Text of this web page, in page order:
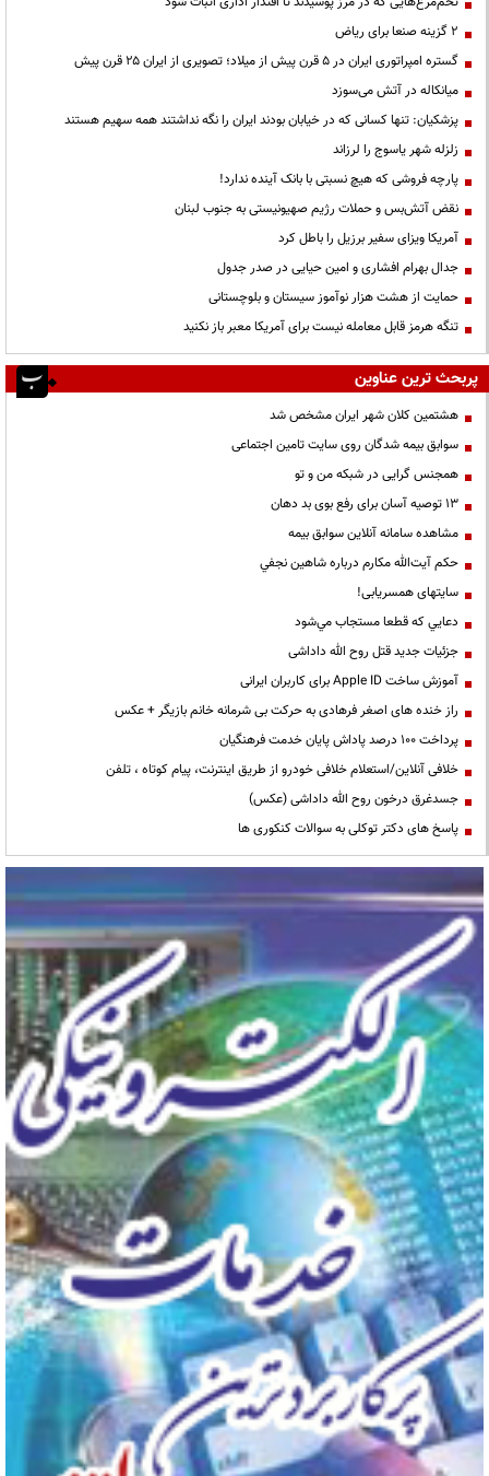
۲ گزینه صنعا برای ریاض
گستره امپراتوری ایران در ۵ قرن پیش از میلاد؛ تصویری از ایران ۲۵ قرن پیش
میانکاله در آتش می‌سوزد
پزشکیان: تنها کسانی که در خیابان بودند ایران را نگه نداشتند همه سهیم هستند
زلزله شهر یاسوج را لرزاند
پارچه فروشی که هیچ نسبتی با بانک آینده ندارد!
نقض آتش‌بس و حملات رژیم صهیونیستی به جنوب لبنان
آمریکا ویزای سفیر برزیل را باطل کرد
جدال بهرام افشاری و امین حیایی در صدر جدول
حمایت از هشت هزار نوآموز سیستان و بلوچستانی
تنگه هرمز قابل معامله نیست برای آمریکا معبر باز نکنید
پربحث ترین عناوین
هشتمین کلان شهر ایران مشخص شد
سوابق بیمه شدگان روی سایت تامین اجتماعی
همجنس گرایی در شبکه من و تو
13 توصیه آسان برای رفع بوی بد دهان
مشاهده سامانه آنلاين سوابق بیمه
حكم آيت‌الله مكارم درباره شاهين نجفي
سایتهای همسریابی!
دعايي كه قطعا مستجاب مي‌شود
جزئیات جدید قتل روح الله داداشی
آموزش ساخت Apple ID برای کاربران ایرانی
راز خنده های اصغر فرهادی به حرکت بی شرمانه خانم بازیگر + عکس
پرداخت ۱۰۰ درصد پاداش پایان خدمت فرهنگیان
خلافی آنلاین/استعلام خلافی خودرو از طریق اینترنت، پیام کوتاه ، تلفن
جسدغرق درخون روح الله داداشی (عکس)
پاسخ های دکتر توکلی به سوالات کنکوری ها